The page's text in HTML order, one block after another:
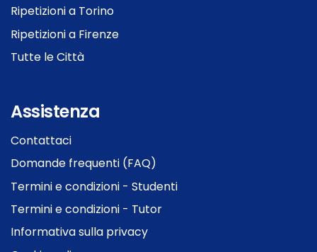
Ripetizioni a Torino
Ripetizioni a Firenze
Tutte le Città
Assistenza
Contattaci
Domande frequenti (FAQ)
Termini e condizioni - Studenti
Termini e condizioni - Tutor
Informativa sulla privacy